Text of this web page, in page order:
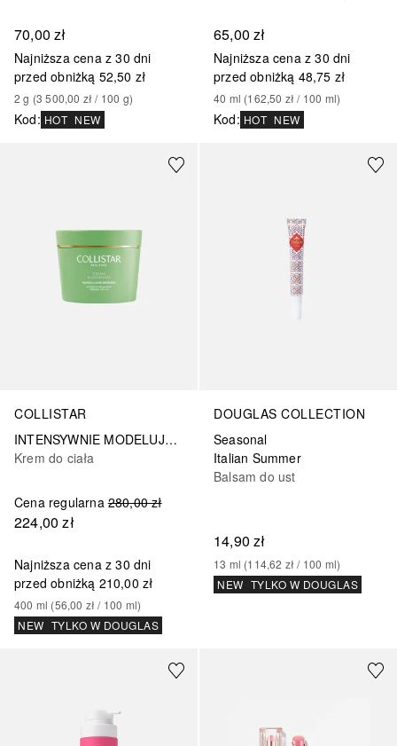
70,00 zł
Najniższa cena z 30 dni
przed obniżką 52,50 zł
2 g (3 500,00 zł / 100 g)
Kod: HOT NEW
65,00 zł
Najniższa cena z 30 dni
przed obniżką 48,75 zł
40 ml (162,50 zł / 100 ml)
Kod: HOT NEW
COLLISTAR
INTENSYWNIE MODELUJĄCY KREM UJĘDRNIAJĄCY
Krem do ciała
Cena regularna 280,00 zł
224,00 zł
Najniższa cena z 30 dni
przed obniżką 210,00 zł
400 ml (56,00 zł / 100 ml)
NEW TYLKO W DOUGLAS
DOUGLAS COLLECTION
Seasonal
Italian Summer
Balsam do ust
14,90 zł
13 ml (114,62 zł / 100 ml)
NEW TYLKO W DOUGLAS